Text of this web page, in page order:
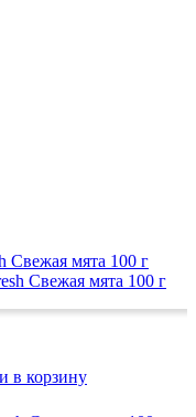
Свежая мята 100 г
в корзину